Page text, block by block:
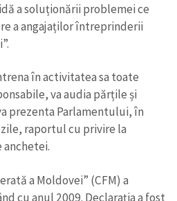
a soluționării problemei ce
a angajaților întreprinderii
în activitatea sa toate
va audia părțile și
prezenta Parlamentului, în
raportul cu privire la
a Moldovei” (CFM) a
cu anul 2009. Declarația a fost